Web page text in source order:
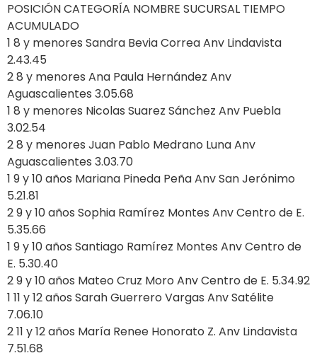
POSICIÓN CATEGORÍA NOMBRE SUCURSAL TIEMPO
ACUMULADO
1 8 y menores Sandra Bevia Correa Anv Lindavista
2.43.45
2 8 y menores Ana Paula Hernández Anv
Aguascalientes 3.05.68
1 8 y menores Nicolas Suarez Sánchez Anv Puebla
3.02.54
2 8 y menores Juan Pablo Medrano Luna Anv
Aguascalientes 3.03.70
1 9 y 10 años Mariana Pineda Peña Anv San Jerónimo
5.21.81
2 9 y 10 años Sophia Ramírez Montes Anv Centro de E.
5.35.66
1 9 y 10 años Santiago Ramírez Montes Anv Centro de
E. 5.30.40
2 9 y 10 años Mateo Cruz Moro Anv Centro de E. 5.34.92
1 11 y 12 años Sarah Guerrero Vargas Anv Satélite
7.06.10
2 11 y 12 años María Renee Honorato Z. Anv Lindavista
7.51.68